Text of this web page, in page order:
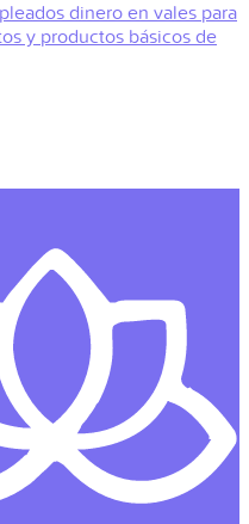
dinero en vales para
y productos básicos de